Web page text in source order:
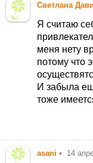
Светлана
Я считаю
меня нету
потому что
И забыла
тоже
asani • 14